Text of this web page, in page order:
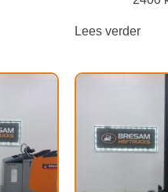
Lees verder